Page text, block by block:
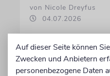
von Nicole Dreyfus
04.07.2026
Auf dieser Seite können
Zwecken und Anbietern
personenbezogene Daten